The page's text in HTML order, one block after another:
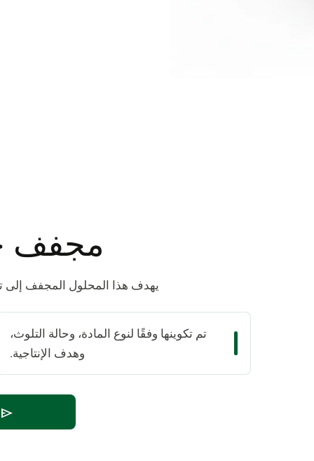
مجفف
يهدف هذا المحلول المجفف إلى
تم تكوينها وفقًا لنوع المادة، وحالة التلوث،
وهدف الإنتاجية.
send